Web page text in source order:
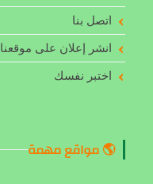
اتصل بنا
انشر إعلان على موقعنا
اختبر نفسك
🌎 مواقع مهمة